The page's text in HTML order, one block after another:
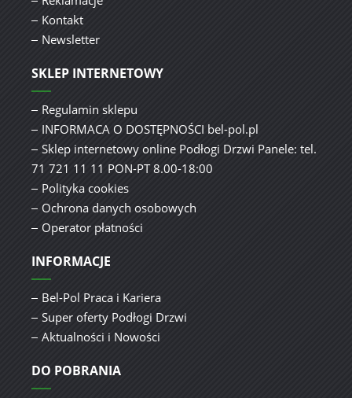
Kontakt
Newsletter
SKLEP INTERNETOWY
Regulamin sklepu
INFORMACA O DOSTĘPNOŚCI bel-pol.pl
Sklep internetowy online Podłogi Drzwi Panele: tel.
71 721 11 11 PON-PT 8.00-18:00
Polityka cookies
Ochrona danych osobowych
Operator płatności
INFORMACJE
Bel-Pol Praca i Kariera
Super oferty Podłogi Drzwi
Aktualności i Nowości
DO POBRANIA